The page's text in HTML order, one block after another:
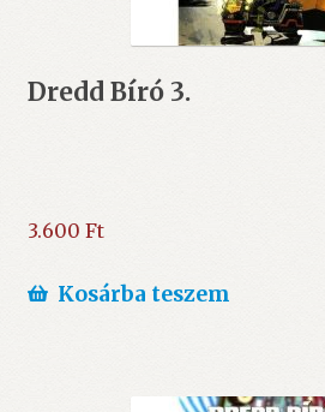
Dredd Bíró 3.
3.600 Ft
Kosárba teszem